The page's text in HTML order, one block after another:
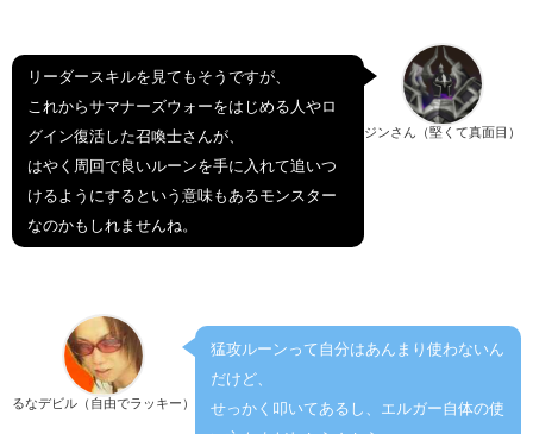
ジンさん（堅くて真面目）
リーダースキルを見てもそうですが、
これからサマナーズウォーをはじめる人やロ
グイン復活した召喚士さんが、
はやく周回で良いルーンを手に入れて追いつ
けるようにするという意味もあるモンスター
なのかもしれませんね。
るなデビル（自由でラッキー）
猛攻ルーンって自分はあんまり使わないん
だけど、
せっかく叩いてあるし、エルガー自体の使